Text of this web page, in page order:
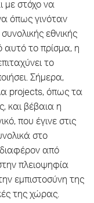
με στόχο να
όπως γινόταν
εθνικής
αυτό το πρίσμα, η
το
Σήμερα,
projects, όπως τα
και βέβαια η
που έγινε στις
στο
από
πλειοψηφία
εμπιστοσύνη της
της χώρας.